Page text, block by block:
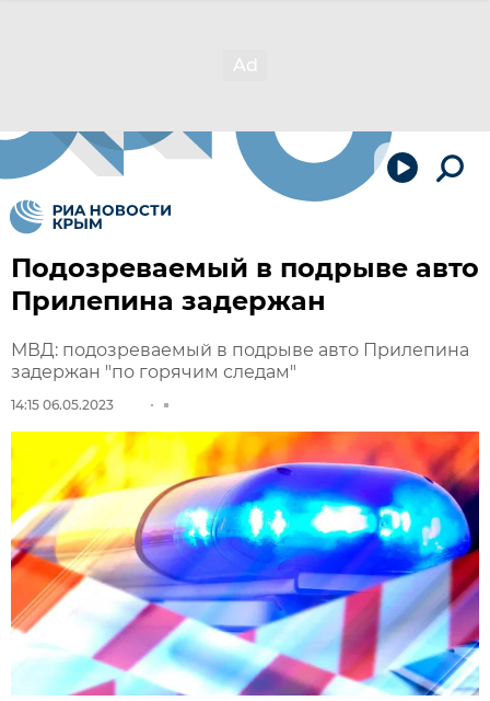
Подозреваемый в подрыве авто
Прилепина задержан
МВД: подозреваемый в подрыве авто Прилепина
задержан "по горячим следам"
14:15 06.05.2023